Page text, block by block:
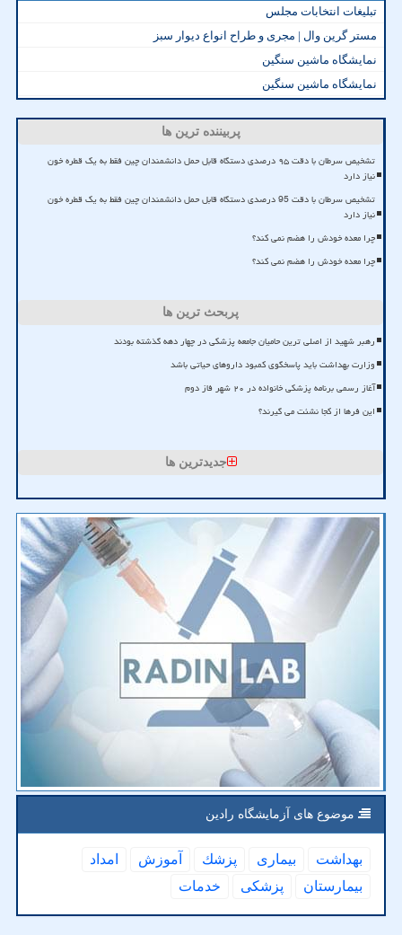
تبلیغات انتخابات مجلس
مستر گرین وال | مجری و طراح انواع دیوار سبز
نمایشگاه ماشین سنگین
نمایشگاه ماشین سنگین
پربیننده ترین ها
تشخیص سرطان با دقت ۹۵ درصدی دستگاه قابل حمل دانشمندان چین فقط به یک قطره خون
نیاز دارد
تشخیص سرطان با دقت 95 درصدی دستگاه قابل حمل دانشمندان چین فقط به یک قطره خون
نیاز دارد
چرا معده خودش را هضم نمی کند؟
چرا معده خودش را هضم نمی کند؟
پربحث ترین ها
رهبر شهید از اصلی ترین حامیان جامعه پزشکی در چهار دهه گذشته بودند
وزارت بهداشت باید پاسخگوی کمبود داروهای حیاتی باشد
آغاز رسمی برنامه پزشکی خانواده در ۲۰ شهر فاز دوم
این فرها از کجا نشئت می گیرند؟
جدیدترین ها
موضوع های آزمایشگاه رادین
بهداشت بیماری پزشك آموزش
امداد
بیمارستان
پزشكی خدمات